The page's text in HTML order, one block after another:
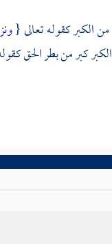
من الكبر كقوله تعالى {
كبر من بطر الحق